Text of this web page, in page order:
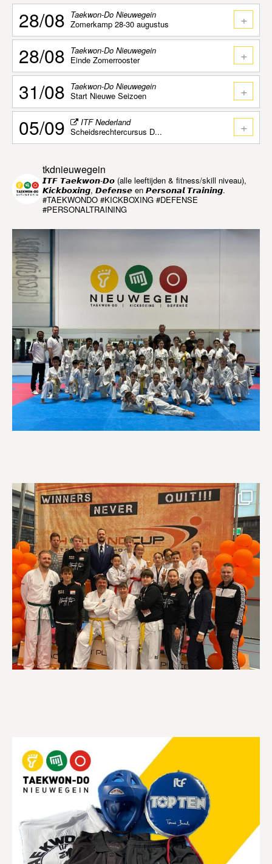
28/08 Taekwon-Do Nieuwegein
Zomerkamp 28-30 augustus
+
28/08 Taekwon-Do Nieuwegein
Einde Zomerrooster
+
31/08 Taekwon-Do Nieuwegein
Start Nieuwe Seizoen
+
05/09
ITF Nederland
Scheidsrechtercursus D...
+
tkdnieuwegein
𝙄𝙏𝙁 𝙏𝙖𝙚𝙠𝙬𝙤𝙣-𝘿𝙤 (alle leeftijden & fitness/skill niveau),
𝙆𝙞𝙘𝙠𝙗𝙤𝙭𝙞𝙣𝙜, 𝘿𝙚𝙛𝙚𝙣𝙨𝙚 en 𝙋𝙚𝙧𝙨𝙤𝙣𝙖𝙡 𝙏𝙧𝙖𝙞𝙣𝙞𝙣𝙜.
#TAEKWONDO #KICKBOXING #DEFENSE
#PERSONALTRAINING